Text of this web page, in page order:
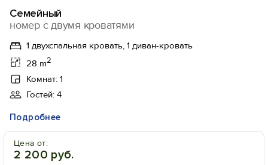
Семейный
номер с двумя кроватями
1 двухспальная кровать, 1 диван-кровать
28 m2
Комнат: 1
Гостей: 4
Подробнее
Цена от:
2 200 руб.